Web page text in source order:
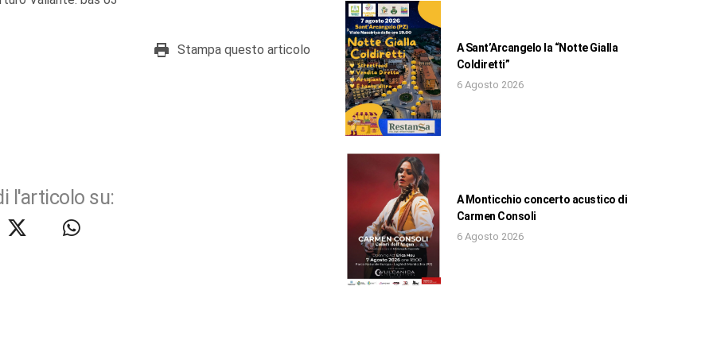
Stampa questo articolo
l'articolo su:
A Sant’Arcangelo la “Notte Gialla
Coldiretti”
6 Agosto 2026
A Monticchio concerto acustico di
Carmen Consoli
6 Agosto 2026